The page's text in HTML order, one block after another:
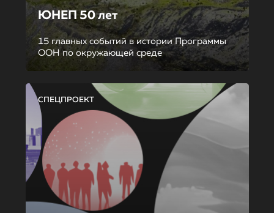
ЮНЕП 50 лет
15 главных событий в истории Программы
ООН по окружающей среде
СПЕЦПРОЕКТ